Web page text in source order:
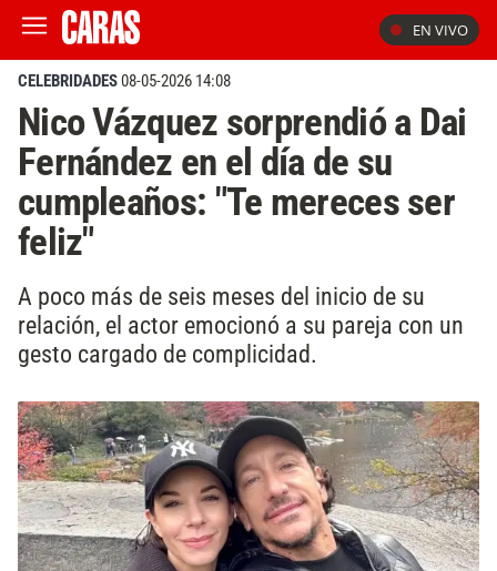
EN VIVO
CELEBRIDADES08-05-2026 14:08
Nico Vázquez sorprendió a Dai
Fernández en el día de su
cumpleaños: "Te mereces ser
feliz"
A poco más de seis meses del inicio de su
relación, el actor emocionó a su pareja con un
gesto cargado de complicidad.